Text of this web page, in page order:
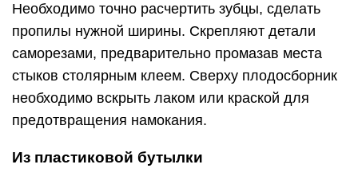
Необходимо точно расчертить зубцы, сделать
пропилы нужной ширины. Скрепляют детали
саморезами, предварительно промазав места
стыков столярным клеем. Сверху плодосборник
необходимо вскрыть лаком или краской для
предотвращения намокания.
Из пластиковой бутылки